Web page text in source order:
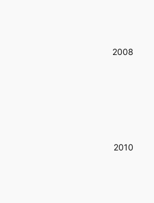
2008
2010